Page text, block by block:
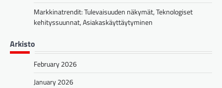
Markkinatrendit: Tulevaisuuden näkymät, Teknologiset
kehityssuunnat, Asiakaskäyttäytyminen
Arkisto
February 2026
January 2026